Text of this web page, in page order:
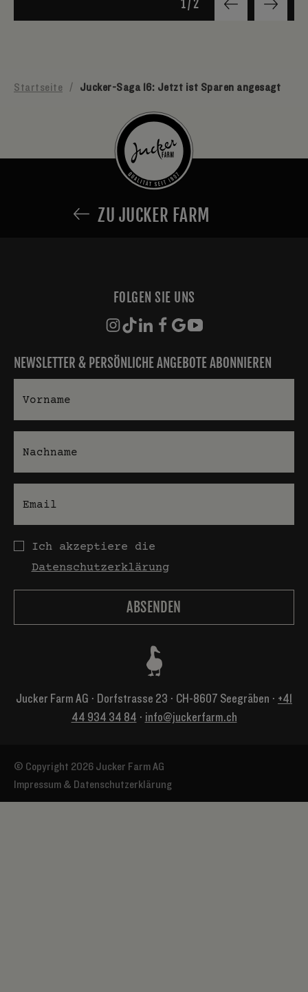
1/ 2
Startseite / Jucker-Saga 16: Jetzt ist Sparen angesagt
ZU JUCKER FARM
FOLGEN SIE UNS
NEWSLETTER & PERSÖNLICHE ANGEBOTE ABONNIEREN
Datenschutz
Ich akzeptiere die
Datenschutzerklärung
Jucker Farm AG ⋅ Dorfstrasse 23 ⋅ CH-8607 Seegräben ⋅ +41
44 934 34 84 ⋅ info@juckerfarm.ch
© Copyright 2026 Jucker Farm AG
Impressum & Datenschutzerklärung